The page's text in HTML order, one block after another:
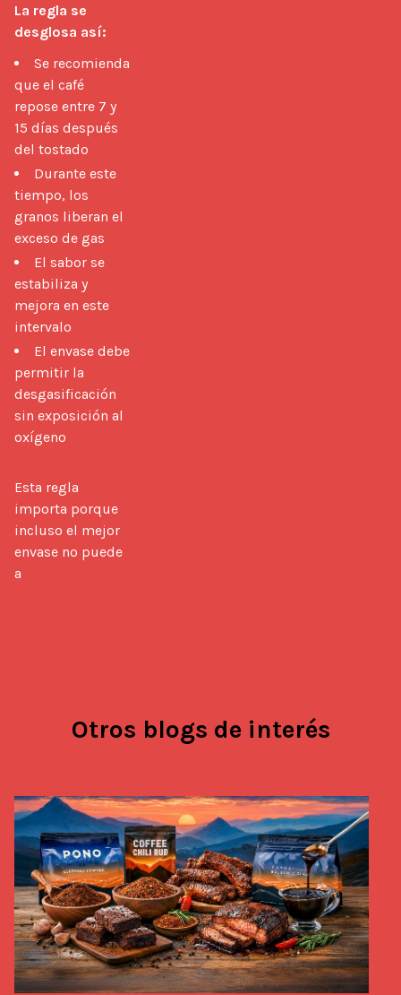
La regla se
desglosa así:
Se recomienda
que el café
repose entre 7 y
15 días después
del tostado
Durante este
tiempo, los
granos liberan el
exceso de gas
El sabor se
estabiliza y
mejora en este
intervalo
El envase debe
permitir la
desgasificación
sin exposición al
oxígeno
Esta regla
importa porque
incluso el mejor
envase no puede
a
Otros blogs de interés